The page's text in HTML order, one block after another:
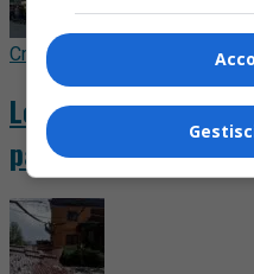
Cronaca
Le fiamme
paura per la notte